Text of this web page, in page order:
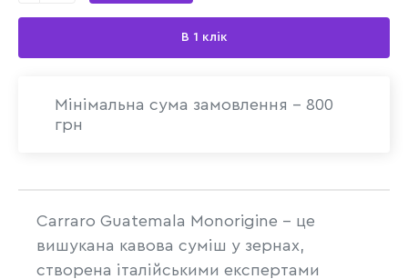
В 1 клік
Мінімальна сума замовлення - 800
грн
Carraro Guatemala Monorigine - це
вишукана кавова суміш у зернах,
створена італійськими експертами